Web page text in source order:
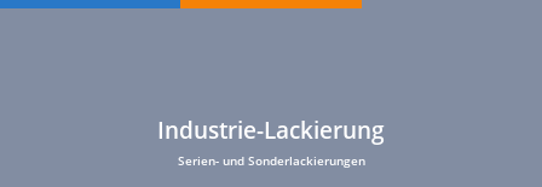
Industrie-Lackierung
Serien- und Sonderlackierungen